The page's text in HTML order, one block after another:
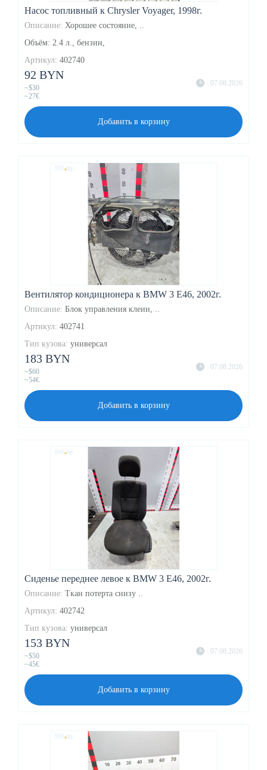
Насос топливный к Chrysler Voyager, 1998г.
Описание: Хорошее состояние, ..
Объём: 2.4 л., бензин,
Артикул: 402740
07.08.2026
92 BYN
~$30
~27€
Добавить в корзину
Вентилятор кондиционера к BMW 3 E46, 2002г.
Описание: Блок управления клеин, ..
Артикул: 402741
Тип кузова: универсал
07.08.2026
183 BYN
~$60
~54€
Добавить в корзину
Сиденье переднее левое к BMW 3 E46, 2002г.
Описание: Ткан потерта снизу ..
Артикул: 402742
Тип кузова: универсал
07.08.2026
153 BYN
~$50
~45€
Добавить в корзину